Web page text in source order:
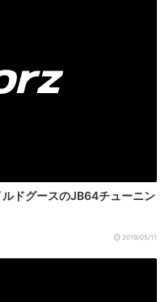
ドグースのJB64チューニン
2019/05/11